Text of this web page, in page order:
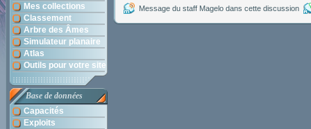
Mes collections
Classement
Arbre des Âmes
Simulateur planaire
Atlas
Outils pour votre site
Base de données
Capacités
Exploits
Message du staff Magelo dans cette discussion